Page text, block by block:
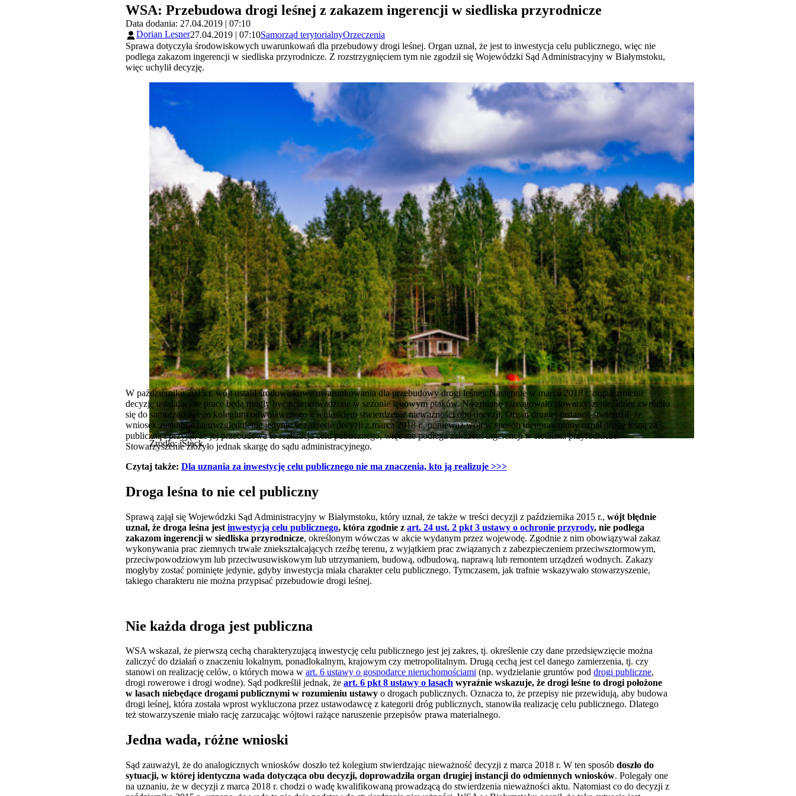
WSA: Przebudowa drogi leśnej z zakazem ingerencji w siedliska przyrodnicze
Data dodania: 27.04.2019 | 07:10
Dorian Lesner27.04.2019 | 07:10Samorząd terytorialnyOrzeczenia
Sprawa dotyczyła środowiskowych uwarunkowań dla przebudowy drogi leśnej. Organ uznał, że jest to inwestycja celu publicznego, więc nie
podlega zakazom ingerencji w siedliska przyrodnicze. Z rozstrzygnięciem tym nie zgodził się Wojewódzki Sąd Administracyjny w Białymstoku,
więc uchylił decyzję.
Źródło: iStock
W październiku 2015 r. wójt ustalił środowiskowe uwarunkowania dla przebudowy drogi leśnej. Następnie w marcu 2018 r. organ zmienił
decyzję ustalając, że prace będą mogły być przeprowadzone w sezonie lęgowym ptaków. Na zmianę zareagowało stowarzyszenie, które zwróciło
się do samorządowego kolegium odwoławczego z wnioskiem stwierdzenie nieważności obu decyzji. Organ drugiej instancji stwierdził, że
wniosek zasługuje na uwzględnienie jedynie w zakresie decyzji z marca 2018 r., ponieważ wójt w sposób nieuprawniony uznał drogę leśną za
publiczną i przyjął, że jej przebudowa to realizacja celu publicznego, więc nie podlega zakazom ingerencji w siedliska przyrodnicze.
Stowarzyszenie złożyło jednak skargę do sądu administracyjnego.
Czytaj także: Dla uznania za inwestycję celu publicznego nie ma znaczenia, kto ją realizuje >>>
Droga leśna to nie cel publiczny
Sprawą zajął się Wojewódzki Sąd Administracyjny w Białymstoku, który uznał, że także w treści decyzji z października 2015 r., wójt błędnie
uznał, że droga leśna jest inwestycją celu publicznego, która zgodnie z art. 24 ust. 2 pkt 3 ustawy o ochronie przyrody, nie podlega
zakazom ingerencji w siedliska przyrodnicze, określonym wówczas w akcie wydanym przez wojewodę. Zgodnie z nim obowiązywał zakaz
wykonywania prac ziemnych trwale zniekształcających rzeźbę terenu, z wyjątkiem prac związanych z zabezpieczeniem przeciwsztormowym,
przeciwpowodziowym lub przeciwusuwiskowym lub utrzymaniem, budową, odbudową, naprawą lub remontem urządzeń wodnych. Zakazy
mogłyby zostać pominięte jedynie, gdyby inwestycja miała charakter celu publicznego. Tymczasem, jak trafnie wskazywało stowarzyszenie,
takiego charakteru nie można przypisać przebudowie drogi leśnej.
Nie każda droga jest publiczna
WSA wskazał, że pierwszą cechą charakteryzującą inwestycję celu publicznego jest jej zakres, tj. określenie czy dane przedsięwzięcie można
zaliczyć do działań o znaczeniu lokalnym, ponadlokalnym, krajowym czy metropolitalnym. Drugą cechą jest cel danego zamierzenia, tj. czy
stanowi on realizację celów, o których mowa w art. 6 ustawy o gospodarce nieruchomościami (np. wydzielanie gruntów pod drogi publiczne,
drogi rowerowe i drogi wodne). Sąd podkreślił jednak, że art. 6 pkt 8 ustawy o lasach wyraźnie wskazuje, że drogi leśne to drogi położone
w lasach niebędące drogami publicznymi w rozumieniu ustawy o drogach publicznych. Oznacza to, że przepisy nie przewidują, aby budowa
drogi leśnej, która została wprost wykluczona przez ustawodawcę z kategorii dróg publicznych, stanowiła realizację celu publicznego. Dlatego
też stowarzyszenie miało rację zarzucając wójtowi rażące naruszenie przepisów prawa materialnego.
Jedna wada, różne wnioski
Sąd zauważył, że do analogicznych wniosków doszło też kolegium stwierdzając nieważność decyzji z marca 2018 r. W ten sposób doszło do
sytuacji, w której identyczna wada dotycząca obu decyzji, doprowadziła organ drugiej instancji do odmiennych wniosków. Polegały one
na uznaniu, że w decyzji z marca 2018 r. chodzi o wadę kwalifikowaną prowadzącą do stwierdzenia nieważności aktu. Natomiast co do decyzji z